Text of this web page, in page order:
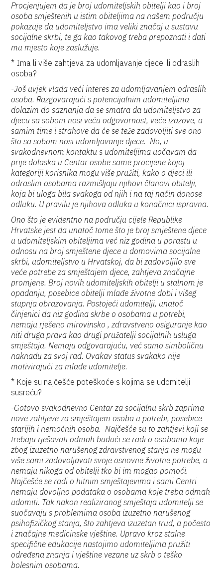
Procjenjujem da je broj udomiteljskih obitelji kao i broj
osoba smještenih u istim obiteljima na našem području
pokazuje da udomiteljstvo ima veliki značaj u sustavu
socijalne skrbi, te ga kao takovog treba prepoznati i dati
mu mjesto koje zaslužuje.
* Ima li više zahtjeva za udomljavanje djece ili odraslih
osoba?
-Još uvjek vlada veći interes za udomljavanjem odraslih
osoba. Razgovarajući s potencijalnim udomiteljima
dolazim do saznanja da se smatra da udomiteljstvo za
djecu sa sobom nosi veću odgovornost, veće izazove, a
samim time i strahove da će se teže zadovoljiti sve ono
što sa sobom nosi udomljavanje djece. No, u
svakodnevnom kontaktu s udomiteljima uočavam da
prije dolaska u Centar osobe same procijene kojoj
kategoriji korisnika mogu više pružiti, kako o djeci ili
odraslim osobama razmišljaju njihovi članovi obitelji,
koja bi uloga bila svakoga od njih i na taj način donose
odluku. U pravilu je njihova odluka u konačnici ispravna.
Ono što je evidentno na području cijele Republike
Hrvatske jest da unatoč tome što je broj smještene djece
u udomiteljskim obiteljima već niz godina u porastu u
odnosu na broj smještene djece u domovima socijalne
skrbi, udomiteljstvo u Hrvatskoj, da bi zadovoljilo sve
veće potrebe za smještajem djece, zahtjeva značajne
promjene. Broj novih udomiteljskih obitelji u stalnom je
opadanju, posebice obitelji mlađe životne dobi i višeg
stupnja obrazovanja. Postojeći udomitelji, unatoč
činjenici da niz godina skrbe o osobama u potrebi,
nemaju rješeno mirovinsko , zdravstveno osiguranje kao
niti druga prava kao drugi pružatelji socijalnih usluga
smještaja. Nemaju odgovarajuću, već samo simboličnu
naknadu za svoj rad. Ovakav status svakako nije
motivirajući za mlađe udomitelje.
* Koje su najčešće poteškoće s kojima se udomitelji
susreću?
-Gotovo svakodnevno Centar za socijalnu skrb zaprima
nove zahtjeve za smještajem osoba u potrebi, posebice
starijih i nemoćnih osoba. Najčešće su to zahtjevi koji se
trebaju rješavati odmah budući se radi o osobama koje
zbog izuzetno narušenog zdravstvenog stanja ne mogu
više sami zadovoljavati svoje osnovne životne potrebe, a
nemaju nikoga od obitelji tko bi im mogao pomoći.
Najčešće se radi o hitnim smještajevima i sami Centri
nemaju dovoljno podataka o osobama koje treba odmah
udomiti. Tak nakon realiziranog smještaja udomitelji se
suočavaju s problemima osoba izuzetno narušenog
psihofizičkog stanja, što zahtjeva izuzetan trud, a počesto
i značajne medicinske vještine. Upravo kroz stalne
specifične edukacije nastojimo udomiteljima pružiti
određena znanja i vještine vezane uz skrb o teško
bolesnim osobama.